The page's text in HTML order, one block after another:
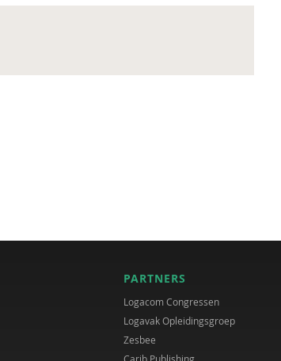
PARTNERS
Logacom Congressen
Logavak Opleidingsgroep
Zesbee